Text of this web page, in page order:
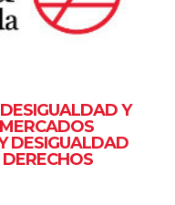
Y
DESIGUALDAD